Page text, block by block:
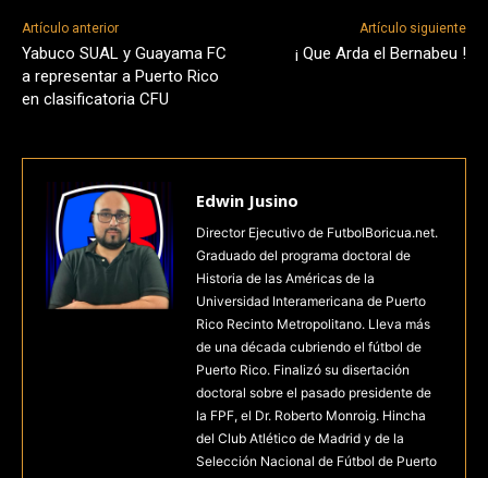
Artículo anterior
Yabuco SUAL y Guayama FC
a representar a Puerto Rico
en clasificatoria CFU
Artículo siguiente
¡ Que Arda el Bernabeu !
Edwin Jusino
Director Ejecutivo de FutbolBoricua.net.
Graduado del programa doctoral de
Historia de las Américas de la
Universidad Interamericana de Puerto
Rico Recinto Metropolitano. Lleva más
de una década cubriendo el fútbol de
Puerto Rico. Finalizó su disertación
doctoral sobre el pasado presidente de
la FPF, el Dr. Roberto Monroig. Hincha
del Club Atlético de Madrid y de la
Selección Nacional de Fútbol de Puerto